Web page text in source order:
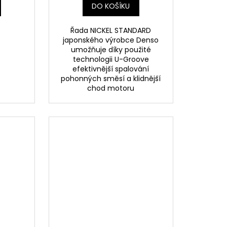
DO KOŠÍKU
Řada NICKEL STANDARD
japonského výrobce Denso
umožňuje díky použité
technologii U-Groove
efektivnější spalování
pohonných směsí a klidnější
chod motoru